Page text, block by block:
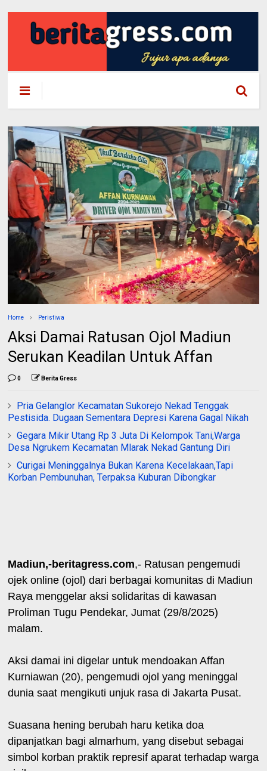
Home Peristiwa
Aksi Damai Ratusan Ojol Madiun
Serukan Keadilan Untuk Affan
0 Berita Gress
Pria Gelanglor Kecamatan Sukorejo Nekad Tenggak
Pestisida. Dugaan Sementara Depresi Karena Gagal Nikah
Gegara Mikir Utang Rp 3 Juta Di Kelompok Tani,Warga
Desa Ngrukem Kecamatan Mlarak Nekad Gantung Diri
Curigai Meninggalnya Bukan Karena Kecelakaan,Tapi
Korban Pembunuhan, Terpaksa Kuburan Dibongkar
Madiun,-beritagress.com,- Ratusan pengemudi
ojek online (ojol) dari berbagai komunitas di Madiun
Raya menggelar aksi solidaritas di kawasan
Proliman Tugu Pendekar, Jumat (29/8/2025)
malam.
Aksi damai ini digelar untuk mendoakan Affan
Kurniawan (20), pengemudi ojol yang meninggal
dunia saat mengikuti unjuk rasa di Jakarta Pusat.
Suasana hening berubah haru ketika doa
dipanjatkan bagi almarhum, yang disebut sebagai
simbol korban praktik represif aparat terhadap warga